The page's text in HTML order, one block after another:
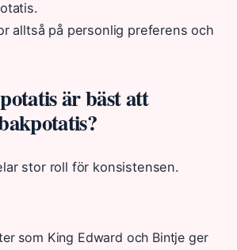
alltså på personlig preferens och
är bäst att
stor roll för konsistensen.
som King Edward och Bintje ger